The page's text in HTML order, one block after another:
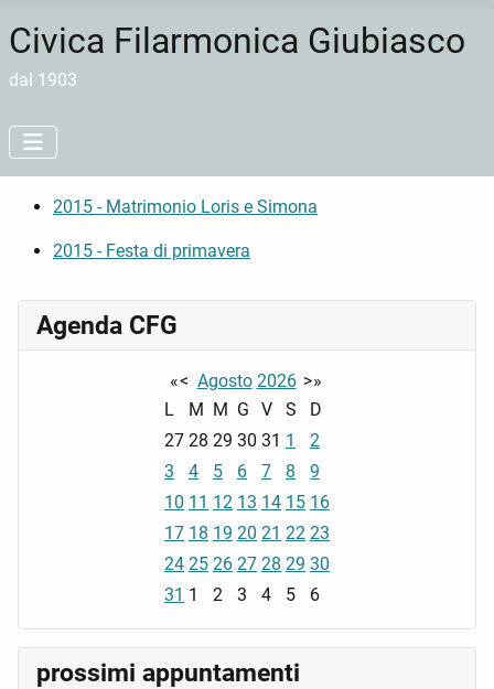
Civica Filarmonica Giubiasco
dal 1903
2015 - Matrimonio Loris e Simona
2015 - Festa di primavera
Agenda CFG
«< Agosto 2026 >»
L
M M G V S
D
27 28 29 30 31 1
2
3
4 5 6 7 8
9
10 11 12 13 14 15 16
17 18 19 20 21 22 23
24 25 26 27 28 29 30
31 1 2 3 4 5 6
prossimi appuntamenti